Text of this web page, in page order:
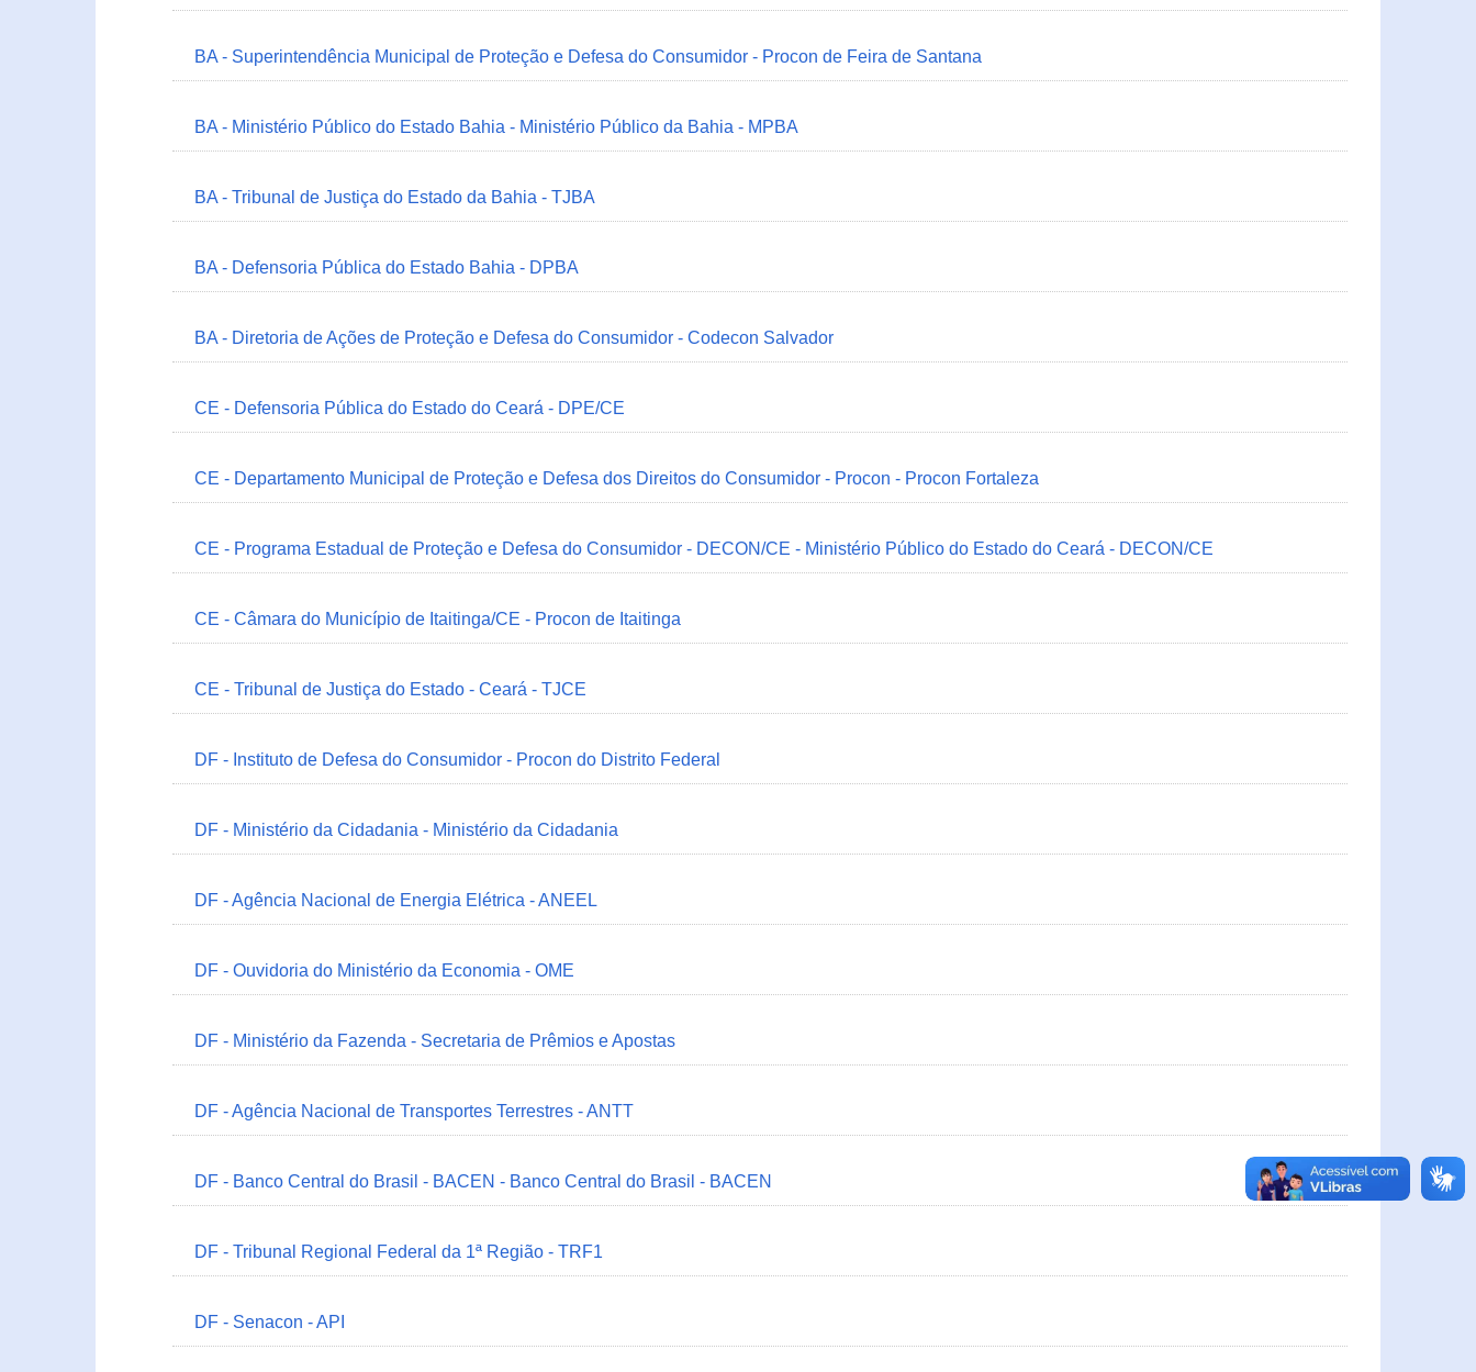
BA - Superintendência Municipal de Proteção e Defesa do Consumidor - Procon de Feira de Santana
BA - Ministério Público do Estado Bahia - Ministério Público da Bahia - MPBA
BA - Tribunal de Justiça do Estado da Bahia - TJBA
BA - Defensoria Pública do Estado Bahia - DPBA
BA - Diretoria de Ações de Proteção e Defesa do Consumidor - Codecon Salvador
CE - Defensoria Pública do Estado do Ceará - DPE/CE
CE - Departamento Municipal de Proteção e Defesa dos Direitos do Consumidor - Procon - Procon Fortaleza
CE - Programa Estadual de Proteção e Defesa do Consumidor - DECON/CE - Ministério Público do Estado do Ceará - DECON/CE
CE - Câmara do Município de Itaitinga/CE - Procon de Itaitinga
CE - Tribunal de Justiça do Estado - Ceará - TJCE
DF - Instituto de Defesa do Consumidor - Procon do Distrito Federal
DF - Ministério da Cidadania - Ministério da Cidadania
DF - Agência Nacional de Energia Elétrica - ANEEL
DF - Ouvidoria do Ministério da Economia - OME
DF - Ministério da Fazenda - Secretaria de Prêmios e Apostas
DF - Agência Nacional de Transportes Terrestres - ANTT
DF - Banco Central do Brasil - BACEN - Banco Central do Brasil - BACEN
DF - Tribunal Regional Federal da 1ª Região - TRF1
DF - Senacon - API